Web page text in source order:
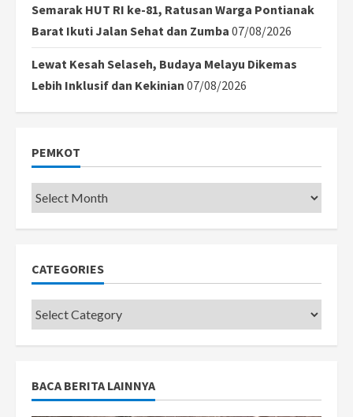
Semarak HUT RI ke-81, Ratusan Warga Pontianak
Barat Ikuti Jalan Sehat dan Zumba 07/08/2026
Lewat Kesah Selaseh, Budaya Melayu Dikemas
Lebih Inklusif dan Kekinian 07/08/2026
PEMKOT
Pemkot
CATEGORIES
Categories
BACA BERITA LAINNYA